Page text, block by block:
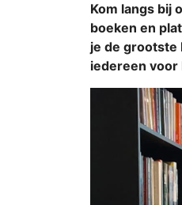
Kom langs bij
boeken en
je de grootste
iedereen voor